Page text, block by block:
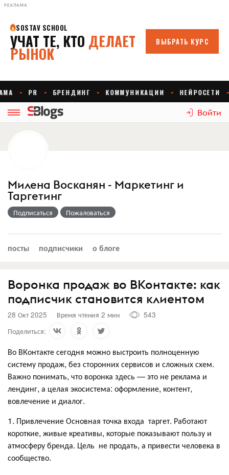
РЕКЛАМА
Войти
Милена Восканян - Маркетинг и
Таргетинг
Подписаться Пожаловаться
посты подписчики о блоге
Воронка продаж во ВКонтакте: как
подписчик становится клиентом
28 Окт 2025 Время чтения 2 мин
543
Поделиться:
Во ВКонтакте сегодня можно выстроить полноценную
систему продаж, без сторонних сервисов и сложных схем.
Важно понимать, что воронка здесь — это не реклама и
лендинг, а целая экосистема: оформление, контент,
вовлечение и диалог.
1. Привлечение Основная точка входа таргет. Работают
короткие, живые креативы, которые показывают пользу и
атмосферу бренда. Цель не продать, а привести человека в
сообщество.